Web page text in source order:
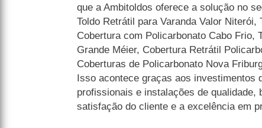
que a Ambitoldos oferece a solução no
Toldo Retrátil para Varanda Valor Niterói,
Cobertura com Policarbonato Cabo Frio,
Grande Méier, Cobertura Retrátil
Coberturas de Policarbonato Nova
Isso acontece graças aos investimentos
profissionais e instalações de qualidade,
satisfação do cliente e a excelência em